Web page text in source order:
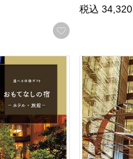
お気に入りに
税込 34,320
ト おもてなしの宿【カ
選べる体